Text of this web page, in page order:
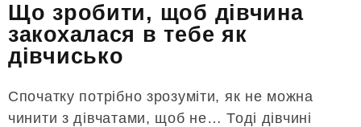
Що зробити, щоб дівчина
закохалася в тебе як
дівчисько
Спочатку потрібно зрозуміти, як не можна
чинити з дівчатами, щоб не… Тоді дівчині